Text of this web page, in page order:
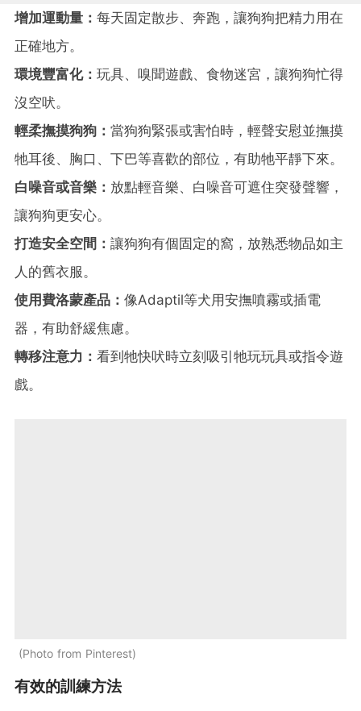
增加運動量： 每天固定散步、奔跑，讓狗狗把精力用在
正確地方。
環境豐富化： 玩具、嗅聞遊戲、食物迷宮，讓狗狗忙得
沒空吠。
輕柔撫摸狗狗： 當狗狗緊張或害怕時，輕聲安慰並撫摸
牠耳後、胸口、下巴等喜歡的部位，有助牠平靜下來。
白噪音或音樂： 放點輕音樂、白噪音可遮住突發聲響，
讓狗狗更安心。
打造安全空間： 讓狗狗有個固定的窩，放熟悉物品如主
人的舊衣服。
使用費洛蒙產品： 像Adaptil等犬用安撫噴霧或插電
器，有助舒緩焦慮。
轉移注意力： 看到牠快吠時立刻吸引牠玩玩具或指令遊
戲。
Photo from Pinterest
有效的訓練方法